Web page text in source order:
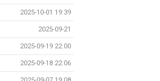
2025-10-01 19:39
2025-09-21
2025-09-19 22:00
2025-09-18 22:06